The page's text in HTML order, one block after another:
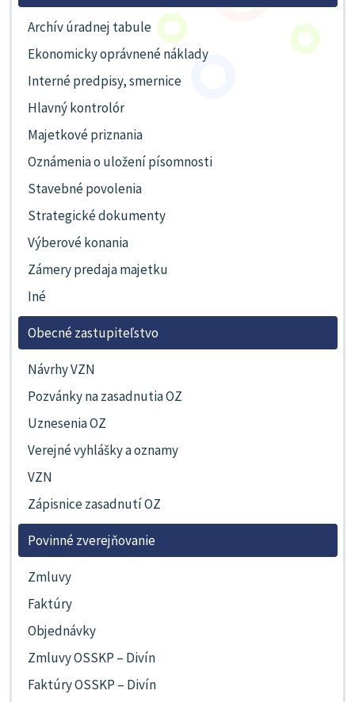
Archív úradnej tabule
Ekonomicky oprávnené náklady
Interné predpisy, smernice
Hlavný kontrolór
Majetkové priznania
Oznámenia o uložení písomnosti
Stavebné povolenia
Strategické dokumenty
Výberové konania
Zámery predaja majetku
Iné
Obecné zastupiteľstvo
Návrhy VZN
Pozvánky na zasadnutia OZ
Uznesenia OZ
Verejné vyhlášky a oznamy
VZN
Zápisnice zasadnutí OZ
Povinné zverejňovanie
Zmluvy
Faktúry
Objednávky
Zmluvy OSSKP – Divín
Faktúry OSSKP – Divín